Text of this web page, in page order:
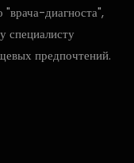
"врача-диагноста",
специалисту
предпочтений.